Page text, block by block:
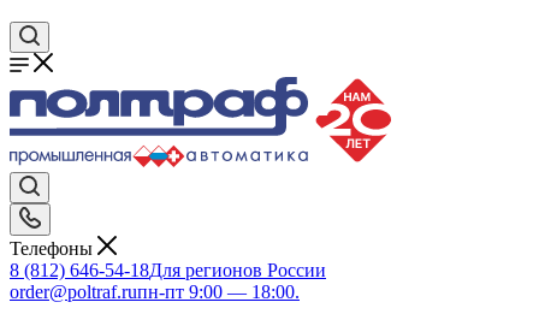
Телефоны
8 (812) 646-54-18Для регионов России
order@poltraf.ruпн-пт 9:00 — 18:00.